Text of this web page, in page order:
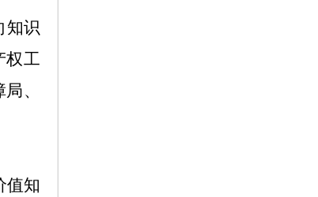
知识
权工
、
值知